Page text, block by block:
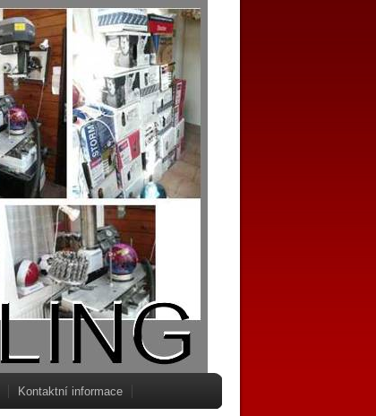
Kontaktní informace